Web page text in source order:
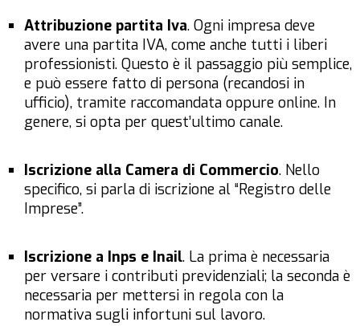
Attribuzione partita Iva. Ogni impresa deve
avere una partita IVA, come anche tutti i liberi
professionisti. Questo è il passaggio più semplice,
e può essere fatto di persona (recandosi in
ufficio), tramite raccomandata oppure online. In
genere, si opta per quest’ultimo canale.
Iscrizione alla Camera di Commercio. Nello
specifico, si parla di iscrizione al “Registro delle
Imprese”.
Iscrizione a Inps e Inail. La prima è necessaria
per versare i contributi previdenziali; la seconda è
necessaria per mettersi in regola con la
normativa sugli infortuni sul lavoro.